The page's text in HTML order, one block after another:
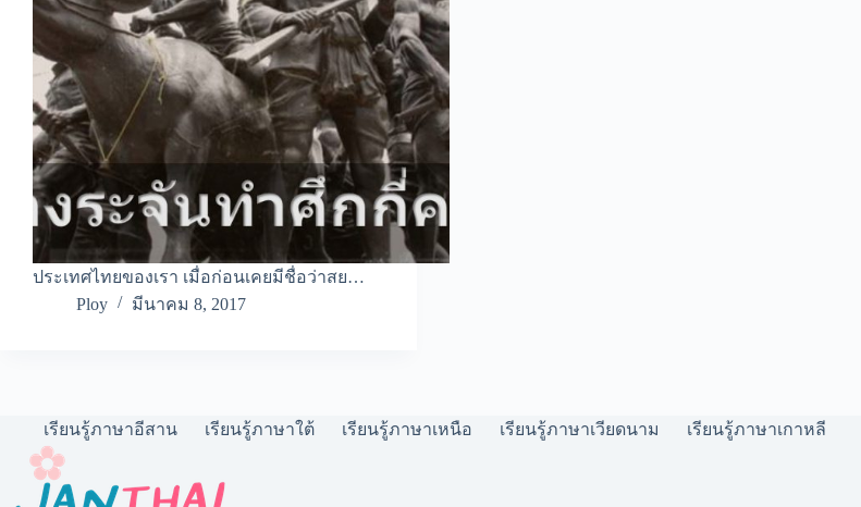
ประเทศไทยของเรา เมื่อก่อนเคยมีชื่อว่าสย…
Ploy
มีนาคม 8, 2017
เรียนรู้ภาษาอีสาน เรียนรู้ภาษาใต้ เรียนรู้ภาษาเหนือ เรียนรู้ภาษาเวียดนาม เรียนรู้ภาษาเกาหลี